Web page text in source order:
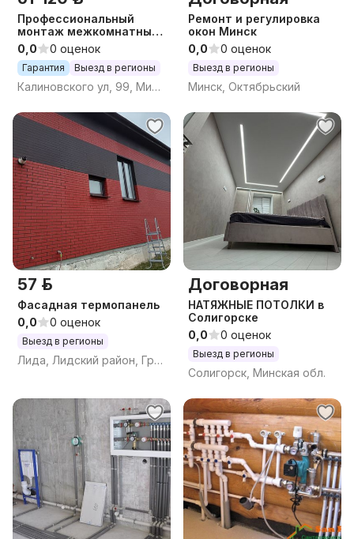
Профессиональный
монтаж межкомнатных
дверей под ключ.
0,0 0 оценок
Гарантия Выезд в регионы
Калиновского ул, 99, Минск
Ремонт и регулировка
окон Минск
0,0
0 оценок
Выезд в регионы
Минск, Октябрьский
57 р.
Фасадная термопанель
0,0
0 оценок
Выезд в регионы
Лида, Лидский район, Гродненская область
Договорная
НАТЯЖНЫЕ ПОТОЛКИ в
Солигорске
0,0
0 оценок
Выезд в регионы
Солигорск, Минская обл.